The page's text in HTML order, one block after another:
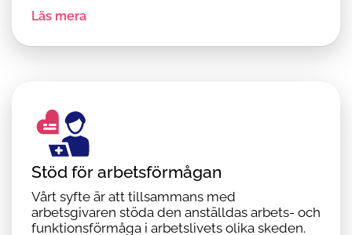
Läs mera
Stöd för arbetsförmågan
Vårt syfte är att tillsammans med
arbetsgivaren stöda den anställdas arbets- och
funktionsförmåga i arbetslivets olika skeden.